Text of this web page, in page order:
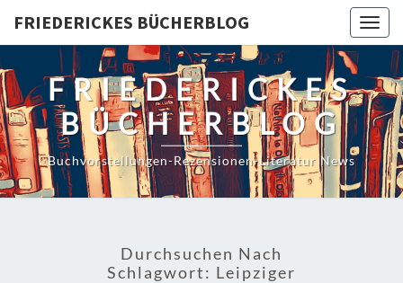
content
FRIEDERICKES BÜCHERBLOG
FRIEDERICKES
BÜCHERBLOG
Buchvorstellungen-Rezensionen-Literatur News
Durchsuchen Nach
Schlagwort: Leipziger